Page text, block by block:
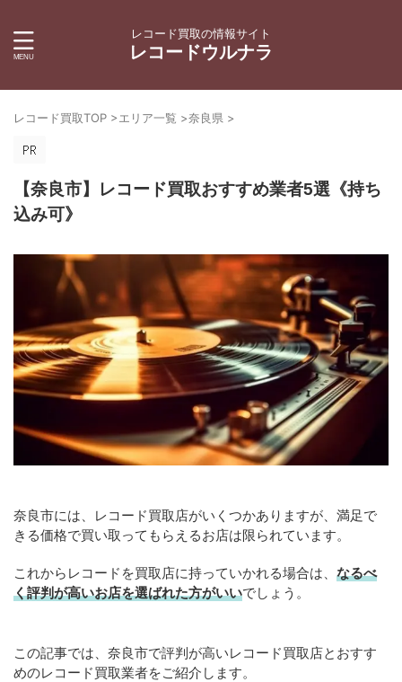
レコード買取の情報サイト
レコードウルナラ
レコード買取TOP >エリア一覧 >奈良県 >
【奈良市】レコード買取おすすめ業者5選《持ち
込み可》
奈良市には、レコード買取店がいくつかありますが、満足で
きる価格で買い取ってもらえるお店は限られています。
これからレコードを買取店に持っていかれる場合は、 なるべ
く評判が高いお店を選ばれた方がいいでしょう。
この記事では、奈良市で評判が高いレコード買取店とおすす
めのレコード買取業者をご紹介します。